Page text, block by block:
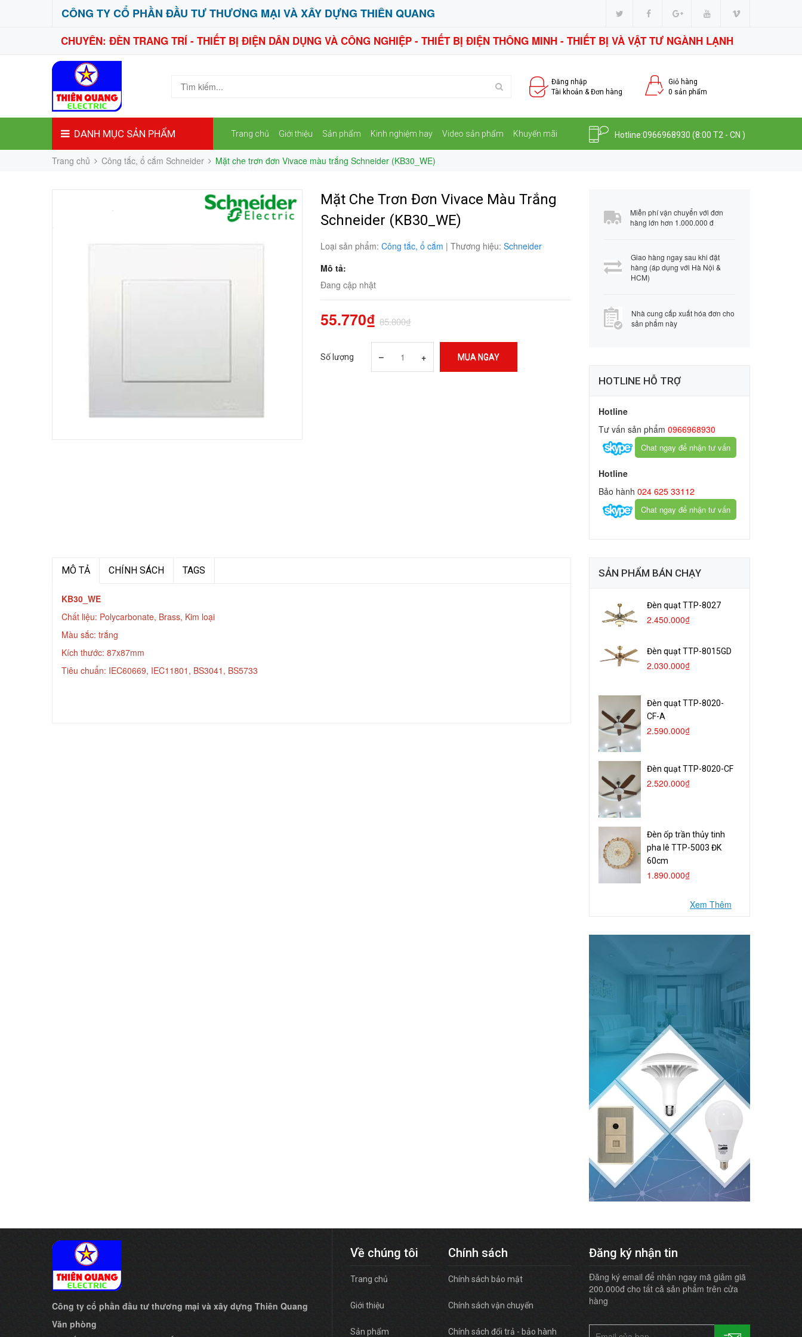
CÔNG TY CỔ PHẦN ĐẦU TƯ THƯƠNG MẠI VÀ XÂY DỰNG THIÊN QUANG
CHUYÊN: ĐÈN TRANG TRÍ - THIẾT BỊ ĐIỆN DÂN DỤNG VÀ CÔNG NGHIỆP - THIẾT BỊ ĐIỆN THÔNG MINH - THIẾT BỊ VÀ VẬT TƯ NGÀNH LẠNH
Đăng nhập
Tài khoản & Đơn hàng
Giỏ hàng
0 sản phẩm
DANH MỤC SẢN PHẨM Trang chủ Giới thiệu Sản phẩm Kinh nghiệm hay Video sản phẩm Khuyến mãi
Liên hệ
Hotline:0966968930 (8:00 T2 - CN )
Trang chủ Công tắc, ổ cắm Schneider Mặt che trơn đơn Vivace màu trắng Schneider (KB30_WE)
Mặt Che Trơn Đơn Vivace Màu Trắng
Schneider (KB30_WE)
Loại sản phẩm: Công tắc, ổ cắm | Thương hiệu: Schneider
Mô tả:
Đang cập nhật
55.770₫ 85.800₫
Số lượng – + MUA NGAY
Miễn phí vận chuyển với đơn
hàng lớn hơn 1.000.000 đ
Giao hàng ngay sau khi đặt
hàng (áp dụng với Hà Nội &
HCM)
Nhà cung cấp xuất hóa đơn cho
sản phẩm này
HOTLINE HỖ TRỢ
Hotline
Tư vấn sản phẩm 0966968930
Chat ngay để nhận tư vấn
Hotline
Bảo hành 024 625 33112
Chat ngay để nhận tư vấn
MÔ TẢ CHÍNH SÁCH TAGS
KB30_WE
Chất liệu: Polycarbonate, Brass, Kim loại
Màu sắc: trắng
Kích thước: 87x87mm
Tiêu chuẩn: IEC60669, IEC11801, BS3041, BS5733
SẢN PHẨM BÁN CHẠY
Đèn quạt TTP-8027
2.450.000₫
Đèn quạt TTP-8015GD
2.030.000₫
Đèn quạt TTP-8020-
CF-A
2.590.000₫
Đèn quạt TTP-8020-CF
2.520.000₫
Đèn ốp trần thủy tinh
pha lê TTP-5003 ĐK
60cm
1.890.000₫
Xem Thêm
Công ty cổ phần đầu tư thương mại và xây dựng Thiên Quang
Văn phòng
Về chúng tôi
Trang chủ
Giới thiệu
Sản phẩm
Chính sách
Chính sách bảo mật
Chính sách vận chuyển
Chính sách đổi trả - bảo hành
Đăng ký nhận tin
Đăng ký email để nhận ngay mã giảm giã
200.000đ cho tất cả sản phẩm trên cửa
hàng